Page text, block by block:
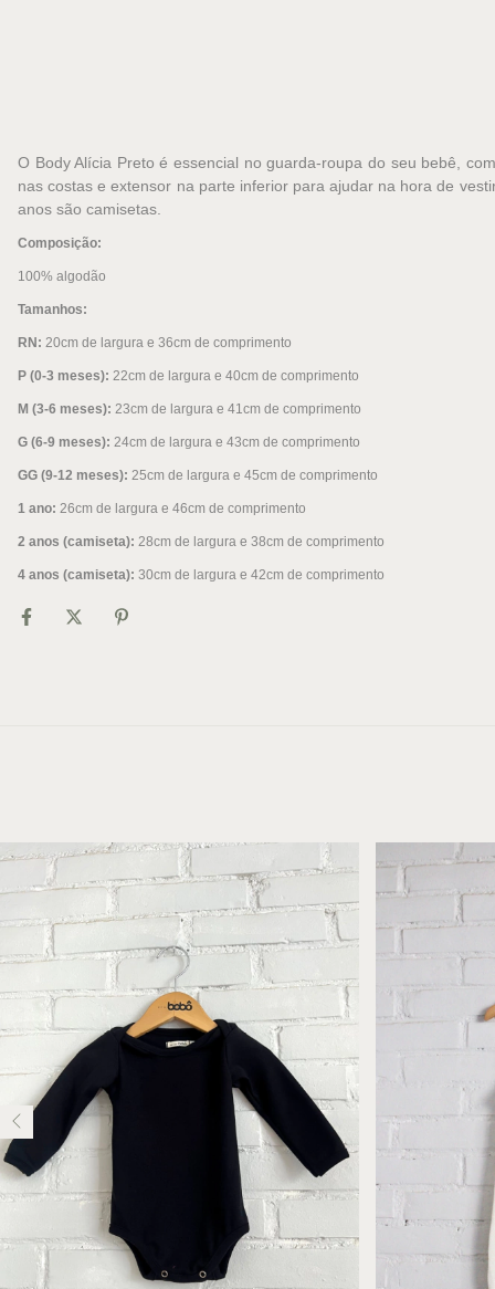
O Body Alícia Preto é essencial no guarda-roupa do seu bebê,
nas costas e extensor na parte inferior para ajudar na hora de
anos são camisetas.
Composição:
100% algodão
Tamanhos:
RN: 20cm de largura e 36cm de comprimento
P (0-3 meses): 22cm de largura e 40cm de comprimento
M (3-6 meses): 23cm de largura e 41cm de comprimento
G (6-9 meses): 24cm de largura e 43cm de comprimento
GG (9-12 meses): 25cm de largura e 45cm de comprimento
1 ano: 26cm de largura e 46cm de comprimento
2 anos (camiseta): 28cm de largura e 38cm de comprimento
4 anos (camiseta): 30cm de largura e 42cm de comprimento